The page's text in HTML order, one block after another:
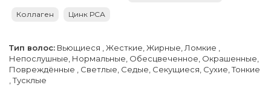
Коллаген Цинк РСА
Тип волос: Вьющиеся , Жесткие, Жирные, Ломкие ,
Непослушные, Нормальные, Обесцвеченное, Окрашенные,
Повреждённые , Светлые, Седые, Секущиеся, Сухие, Тонкие
, Тусклые